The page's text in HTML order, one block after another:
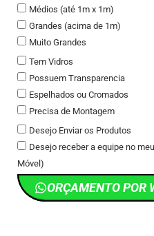
Médios (até 1m x 1m)
Grandes (acima de 1m)
Muito Grandes
Tem Vidros
Possuem Transparencia
Espelhados ou Cromados
Precisa de Montagem
Desejo Enviar os Produtos
Desejo receber a equipe no
Móvel)
ORÇAMENTO POR